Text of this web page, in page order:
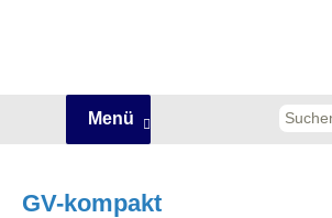
Menü
springen
Suchen
GV-kompakt